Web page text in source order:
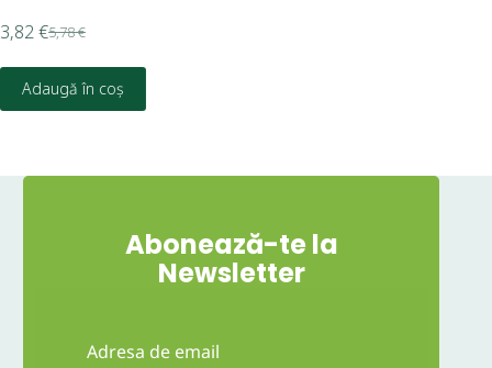
5,78€
3,82€
Adaugă în coș
Abonează-te la
Newsletter